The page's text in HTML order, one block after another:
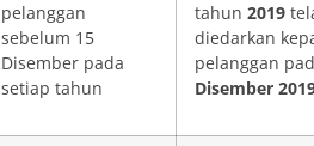
pelanggan
sebelum 15
Disember pada
setiap tahun
tahun 2019
diedarkan
pelanggan
Disember